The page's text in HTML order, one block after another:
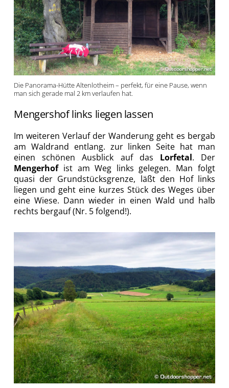
Die Panorama-Hütte Altenlotheim – perfekt, für eine Pause, wenn
man sich gerade mal 2 km verlaufen hat.
Mengershof links liegen lassen
Im weiteren Verlauf der Wanderung geht es bergab
am Waldrand entlang. zur linken Seite hat man
einen schönen Ausblick auf das Lorfetal. Der
Mengerhofist am Weg links gelegen. Man folgt
quasi der Grundstücksgrenze, läßt den Hof links
liegen und geht eine kurzes Stück des Weges über
eine Wiese. Dann wieder in einen Wald und halb
rechts bergauf (Nr. 5 folgend!).